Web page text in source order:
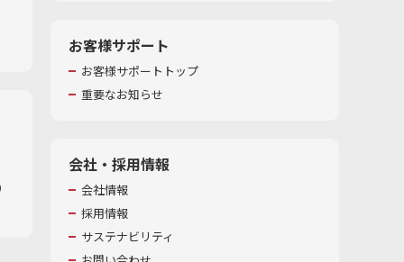
お客様サポート
お客様サポートトップ
重要なお知らせ
会社・採用情報
会社情報
採用情報
サステナビリティ